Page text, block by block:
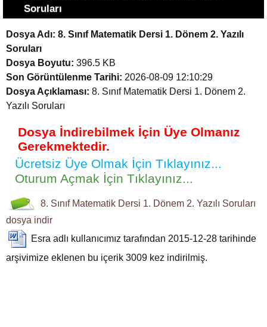
Soruları
Dosya Adı: 8. Sınıf Matematik Dersi 1. Dönem 2. Yazılı
Soruları
Dosya Boyutu: 396.5 KB
Son Görüntülenme Tarihi: 2026-08-09 12:10:29
Dosya Açıklaması: 8. Sınıf Matematik Dersi 1. Dönem 2.
Yazılı Soruları
Dosya İndirebilmek İçin Üye Olmanız
Gerekmektedir.
Ücretsiz Üye Olmak İçin Tıklayınız...
Oturum Açmak İçin Tıklayınız...
8. Sınıf Matematik Dersi 1. Dönem 2. Yazılı Soruları
dosya indir
Esra adlı kullanıcımız tarafından 2015-12-28 tarihinde
arşivimize eklenen bu içerik 3009 kez indirilmiş.